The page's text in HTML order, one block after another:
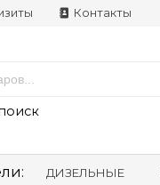
Контакты
ДИЗЕЛЬНЫЕ